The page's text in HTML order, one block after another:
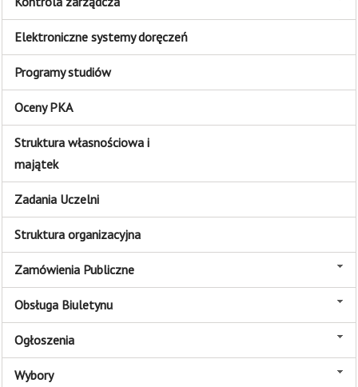
Elektroniczne systemy doręczeń
Programy studiów
Oceny PKA
Struktura własnościowa i
majątek
Zadania Uczelni
Struktura organizacyjna
Zamówienia Publiczne
Obsługa Biuletynu
Ogłoszenia
Wybory